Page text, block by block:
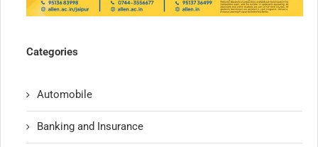
Categories
Automobile
Banking and Insurance